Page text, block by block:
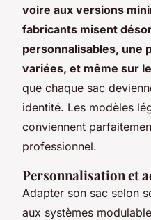
voire aux versions
fabricants misent
personnalisables, une
variées, et même sur
que chaque sac
identité. Les modèles
conviennent
professionnel.
Personnalisation et
Adapter son sac selon
aux systèmes